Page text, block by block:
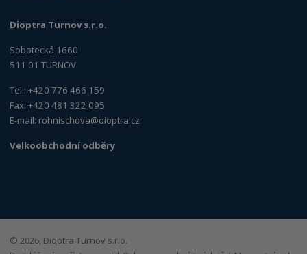
Dioptra Turnov s.r.o.
Sobotecká 1660
511 01 TURNOV
Tel.: +420 776 466 159
Fax: +420 481 322 095
E-mail: rohnischova@dioptra.cz
Velkoobchodní odběry
© 2026, Dioptra Turnov s.r.o.